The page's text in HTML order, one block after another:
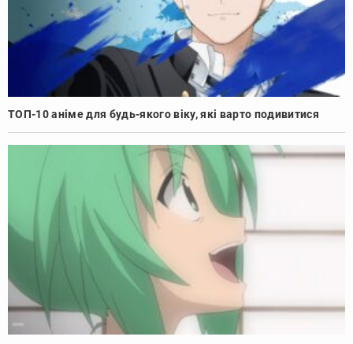
ТОП-10 аніме для будь-якого віку, які варто подивитися